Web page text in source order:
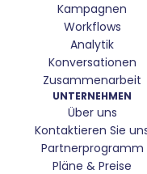
Kampagnen
Workflows
Analytik
Konversationen
Zusammenarbeit
UNTERNEHMEN
Über uns
Kontaktieren Sie
Partnerprogramm
Pläne & Preise